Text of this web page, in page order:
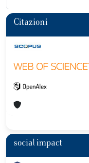
Citazioni
social impact